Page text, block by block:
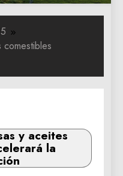
comestibles
y aceites
la